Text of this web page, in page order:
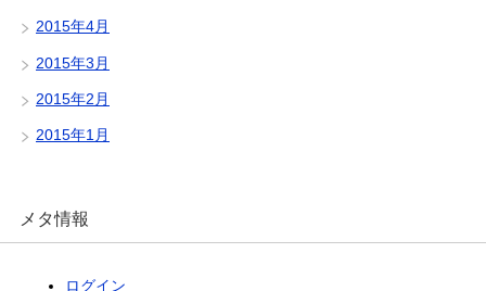
2015年4月
2015年3月
2015年2月
2015年1月
メタ情報
ログイン